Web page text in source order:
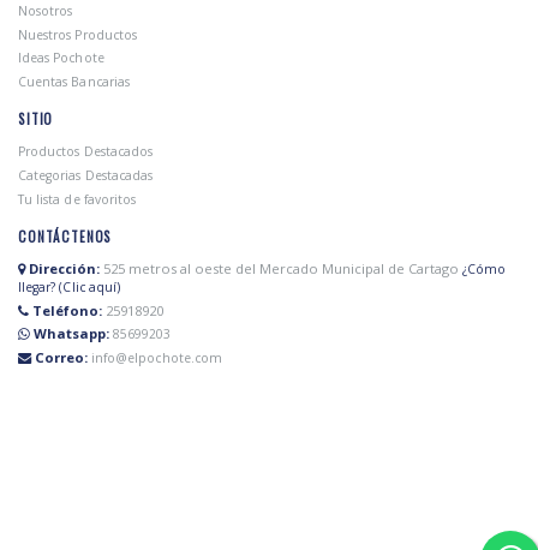
Nosotros
Nuestros Productos
Ideas Pochote
Cuentas Bancarias
SITIO
Productos Destacados
Categorias Destacadas
Tu lista de favoritos
CONTÁCTENOS
Dirección: 525 metros al oeste del Mercado Municipal de Cartago ¿Cómo
llegar? (Clic aquí)
Teléfono: 25918920
Whatsapp: 85699203
Correo: info@elpochote.com